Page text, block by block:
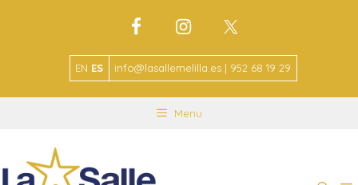
EN ES info@lasallemelilla.es | 952 68 19 29
Menu